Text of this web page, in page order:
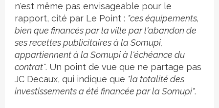
n'est même pas envisageable pour le
rapport, cité par Le Point : "ces équipements,
bien que financés par la ville par l'abandon de
ses recettes publicitaires à la Somupi,
appartiennent à la Somupi à l'échéance du
contrat". Un point de vue que ne partage pas
JC Decaux, qui indique que "la totalité des
investissements a été financée par la Somupi".